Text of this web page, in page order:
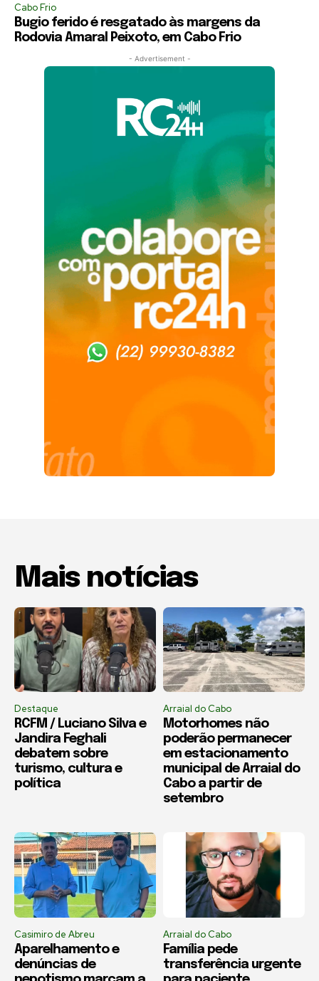
Cabo Frio
Bugio ferido é resgatado às margens da
Rodovia Amaral Peixoto, em Cabo Frio
- Advertisement -
Mais notícias
Destaque
RCFM / Luciano Silva e
Jandira Feghali
debatem sobre
turismo, cultura e
política
Arraial do Cabo
Motorhomes não
poderão permanecer
em estacionamento
municipal de Arraial do
Cabo a partir de
setembro
Casimiro de Abreu
Aparelhamento e
denúncias de
Arraial do Cabo
Família pede
transferência urgente